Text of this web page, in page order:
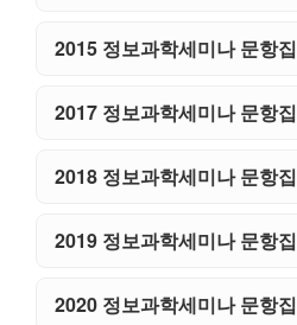
2015 정보과학세미나 문항집
2017 정보과학세미나 문항집
2018 정보과학세미나 문항집
2019 정보과학세미나 문항집
2020 정보과학세미나 문항집